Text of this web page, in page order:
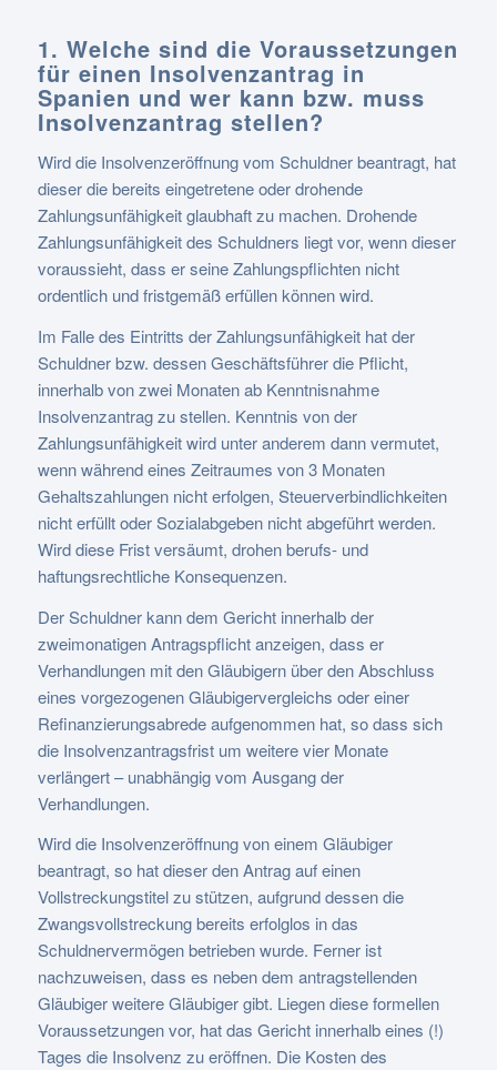
1. Welche sind die Voraussetzungen
für einen Insolvenzantrag in
Spanien und wer kann bzw. muss
Insolvenzantrag stellen?
Wird die Insolvenzeröffnung vom Schuldner beantragt, hat
dieser die bereits eingetretene oder drohende
Zahlungsunfähigkeit glaubhaft zu machen. Drohende
Zahlungsunfähigkeit des Schuldners liegt vor, wenn dieser
voraussieht, dass er seine Zahlungspflichten nicht
ordentlich und fristgemäß erfüllen können wird.
Im Falle des Eintritts der Zahlungsunfähigkeit hat der
Schuldner bzw. dessen Geschäftsführer die Pflicht,
innerhalb von zwei Monaten ab Kenntnisnahme
Insolvenzantrag zu stellen. Kenntnis von der
Zahlungsunfähigkeit wird unter anderem dann vermutet,
wenn während eines Zeitraumes von 3 Monaten
Gehaltszahlungen nicht erfolgen, Steuerverbindlichkeiten
nicht erfüllt oder Sozialabgeben nicht abgeführt werden.
Wird diese Frist versäumt, drohen berufs- und
haftungsrechtliche Konsequenzen.
Der Schuldner kann dem Gericht innerhalb der
zweimonatigen Antragspflicht anzeigen, dass er
Verhandlungen mit den Gläubigern über den Abschluss
eines vorgezogenen Gläubigervergleichs oder einer
Refinanzierungsabrede aufgenommen hat, so dass sich
die Insolvenzantragsfrist um weitere vier Monate
verlängert – unabhängig vom Ausgang der
Verhandlungen.
Wird die Insolvenzeröffnung von einem Gläubiger
beantragt, so hat dieser den Antrag auf einen
Vollstreckungstitel zu stützen, aufgrund dessen die
Zwangsvollstreckung bereits erfolglos in das
Schuldnervermögen betrieben wurde. Ferner ist
nachzuweisen, dass es neben dem antragstellenden
Gläubiger weitere Gläubiger gibt. Liegen diese formellen
Voraussetzungen vor, hat das Gericht innerhalb eines (!)
Tages die Insolvenz zu eröffnen. Die Kosten des